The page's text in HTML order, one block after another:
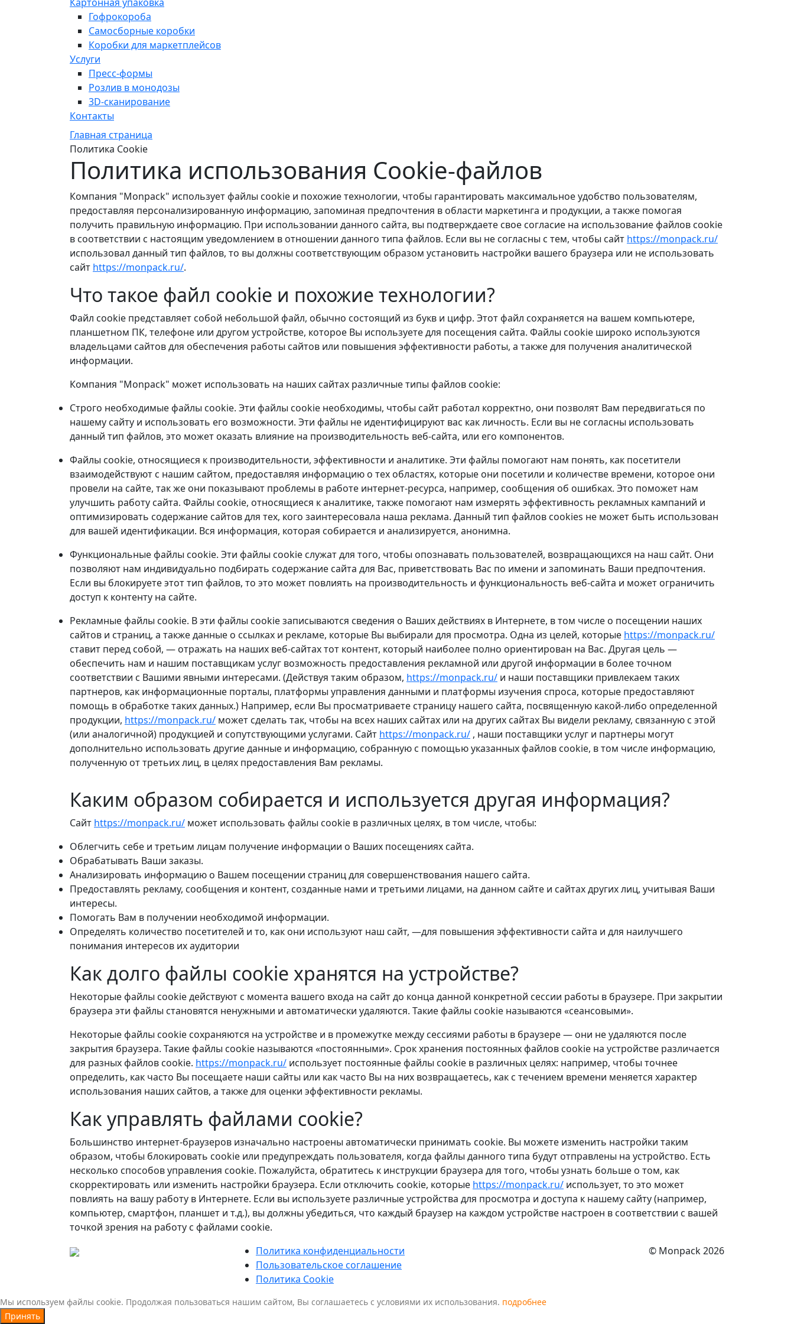
Гофрокороба
Самосборные коробки
Коробки для маркетплейсов
Услуги
Пресс-формы
Розлив в монодозы
3D-сканирование
Контакты
Главная страница
Политика Cookie
Политика использования Cookie-файлов
Компания "Monpack" использует файлы cookie и похожие технологии, чтобы гарантировать максимальное удобство пользователям,
предоставляя персонализированную информацию, запоминая предпочтения в области маркетинга и продукции, а также помогая
получить правильную информацию. При использовании данного сайта, вы подтверждаете свое согласие на использование файлов cookie
в соответствии с настоящим уведомлением в отношении данного типа файлов. Если вы не согласны с тем, чтобы сайт https://monpack.ru/
использовал данный тип файлов, то вы должны соответствующим образом установить настройки вашего браузера или не использовать
сайт https://monpack.ru/.
Что такое файл cookie и похожие технологии?
Файл cookie представляет собой небольшой файл, обычно состоящий из букв и цифр. Этот файл сохраняется на вашем компьютере,
планшетном ПК, телефоне или другом устройстве, которое Вы используете для посещения сайта. Файлы cookie широко используются
владельцами сайтов для обеспечения работы сайтов или повышения эффективности работы, а также для получения аналитической
информации.
Компания "Monpack" может использовать на наших сайтах различные типы файлов cookie:
Строго необходимые файлы cookie. Эти файлы cookie необходимы, чтобы сайт работал корректно, они позволят Вам передвигаться по
нашему сайту и использовать его возможности. Эти файлы не идентифицируют вас как личность. Если вы не согласны использовать
данный тип файлов, это может оказать влияние на производительность веб-сайта, или его компонентов.
Файлы cookie, относящиеся к производительности, эффективности и аналитике. Эти файлы помогают нам понять, как посетители
взаимодействуют с нашим сайтом, предоставляя информацию о тех областях, которые они посетили и количестве времени, которое они
провели на сайте, так же они показывают проблемы в работе интернет-ресурса, например, сообщения об ошибках. Это поможет нам
улучшить работу сайта. Файлы cookie, относящиеся к аналитике, также помогают нам измерять эффективность рекламных кампаний и
оптимизировать содержание сайтов для тех, кого заинтересовала наша реклама. Данный тип файлов cookies не может быть использован
для вашей идентификации. Вся информация, которая собирается и анализируется, анонимна.
Функциональные файлы cookie. Эти файлы cookie служат для того, чтобы опознавать пользователей, возвращающихся на наш сайт. Они
позволяют нам индивидуально подбирать содержание сайта для Вас, приветствовать Вас по имени и запоминать Ваши предпочтения.
Если вы блокируете этот тип файлов, то это может повлиять на производительность и функциональность веб-сайта и может ограничить
доступ к контенту на сайте.
Рекламные файлы cookie. В эти файлы cookie записываются сведения о Ваших действиях в Интернете, в том числе о посещении наших
сайтов и страниц, а также данные о ссылках и рекламе, которые Вы выбирали для просмотра. Одна из целей, которые https://monpack.ru/
ставит перед собой, — отражать на наших веб-сайтах тот контент, который наиболее полно ориентирован на Вас. Другая цель —
обеспечить нам и нашим поставщикам услуг возможность предоставления рекламной или другой информации в более точном
соответствии с Вашими явными интересами. (Действуя таким образом, https://monpack.ru/ и наши поставщики привлекаем таких
партнеров, как информационные порталы, платформы управления данными и платформы изучения спроса, которые предоставляют
помощь в обработке таких данных.) Например, если Вы просматриваете страницу нашего сайта, посвященную какой-либо определенной
продукции, https://monpack.ru/ может сделать так, чтобы на всех наших сайтах или на других сайтах Вы видели рекламу, связанную с этой
(или аналогичной) продукцией и сопутствующими услугами. Сайт https://monpack.ru/ , наши поставщики услуг и партнеры могут
дополнительно использовать другие данные и информацию, собранную с помощью указанных файлов cookie, в том числе информацию,
полученную от третьих лиц, в целях предоставления Вам рекламы.
Каким образом собирается и используется другая информация?
Сайт https://monpack.ru/ может использовать файлы cookie в различных целях, в том числе, чтобы:
Облегчить себе и третьим лицам получение информации о Ваших посещениях сайта.
Обрабатывать Ваши заказы.
Анализировать информацию о Вашем посещении страниц для совершенствования нашего сайта.
Предоставлять рекламу, сообщения и контент, созданные нами и третьими лицами, на данном сайте и сайтах других лиц, учитывая Ваши
интересы.
Помогать Вам в получении необходимой информации.
Определять количество посетителей и то, как они используют наш сайт, —для повышения эффективности сайта и для наилучшего
понимания интересов их аудитории
Как долго файлы cookie хранятся на устройстве?
Некоторые файлы cookie действуют с момента вашего входа на сайт до конца данной конкретной сессии работы в браузере. При закрытии
браузера эти файлы становятся ненужными и автоматически удаляются. Такие файлы cookie называются «сеансовыми».
Некоторые файлы cookie сохраняются на устройстве и в промежутке между сессиями работы в браузере — они не удаляются после
закрытия браузера. Такие файлы cookie называются «постоянными». Срок хранения постоянных файлов cookie на устройстве различается
для разных файлов cookie. https://monpack.ru/ использует постоянные файлы cookie в различных целях: например, чтобы точнее
определить, как часто Вы посещаете наши сайты или как часто Вы на них возвращаетесь, как с течением времени меняется характер
использования наших сайтов, а также для оценки эффективности рекламы.
Как управлять файлами cookie?
Большинство интернет-браузеров изначально настроены автоматически принимать cookie. Вы можете изменить настройки таким
образом, чтобы блокировать cookie или предупреждать пользователя, когда файлы данного типа будут отправлены на устройство. Есть
несколько способов управления cookie. Пожалуйста, обратитесь к инструкции браузера для того, чтобы узнать больше о том, как
скорректировать или изменить настройки браузера. Если отключить cookie, которые https://monpack.ru/ использует, то это может
повлиять на вашу работу в Интернете. Если вы используете различные устройства для просмотра и доступа к нашему сайту (например,
компьютер, смартфон, планшет и т.д.), вы должны убедиться, что каждый браузер на каждом устройстве настроен в соответствии с вашей
точкой зрения на работу с файлами cookie.
Политика конфиденциальности
Пользовательское соглашение
Политика Cookie
© Monpack 2026
Мы используем файлы cookie. Продолжая пользоваться нашим сайтом, Вы соглашаетесь с условиями их использования. подробнее
Принять